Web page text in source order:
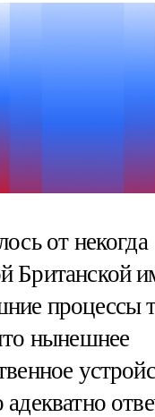
от некогда
Британской
процессы
нынешнее